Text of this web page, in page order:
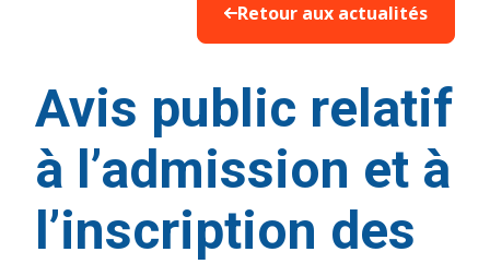
Retour aux actualités
Avis public relatif
à l’admission et à
l’inscription des